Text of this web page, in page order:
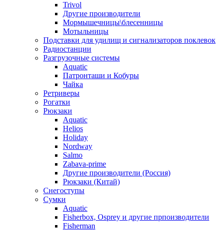
Trivol
Другие производители
Мормышечницы\блесенницы
Мотыльницы
Подставки для удилищ и сигнализаторов поклевок
Радиостанции
Разгрузочные системы
Aquatic
Патронташи и Кобуры
Чайка
Ретриверы
Рогатки
Рюкзаки
Aquatic
Helios
Holiday
Nordway
Salmo
Zabava-prime
Другие производители (Россия)
Рюкзаки (Китай)
Снегоступы
Сумки
Aquatic
Fisherbox, Osprey и другие прпоизводители
Fisherman